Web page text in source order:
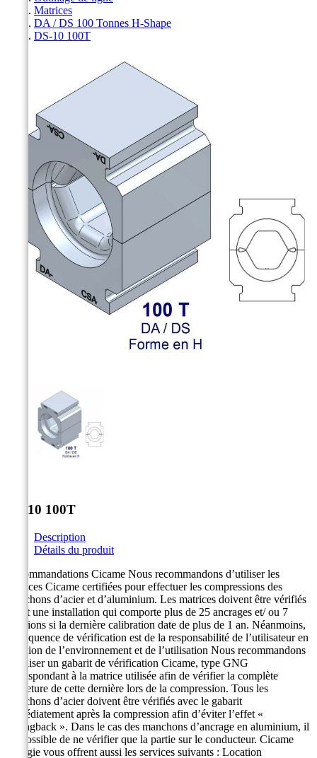
Matrices
DA / DS 100 Tonnes H-Shape
DS-10 100T
DS-10 100T
Description
Détails du produit
Recommandations Cicame Nous recommandons d’utiliser les
matrices Cicame certifiées pour effectuer les compressions des
manchons d’acier et d’aluminium. Les matrices doivent être vérifiés
avant une installation qui comporte plus de 25 ancrages et/ ou 7
jonctions si la dernière calibration date de plus de 1 an. Néanmoins,
la fréquence de vérification est de la responsabilité de l’utilisateur en
fonction de l’environnement et de l’utilisation Nous recommandons
d’utiliser un gabarit de vérification Cicame, type GNG
correspondant à la matrice utilisée afin de vérifier la complète
fermeture de cette dernière lors de la compression. Tous les
manchons d’acier doivent être vérifiés avec le gabarit
immédiatement après la compression afin d’éviter l’effet «
Springback ». Dans le cas des manchons d’ancrage en aluminium, il
est possible de ne vérifier que la partie sur le conducteur. Cicame
Énergie vous offrent aussi les services suivants : Location